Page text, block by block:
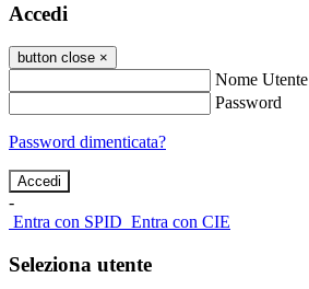
Accedi
button close ×
Nome Utente
Password
Password dimenticata?
-
Entra con SPID Entra con CIE
Seleziona utente